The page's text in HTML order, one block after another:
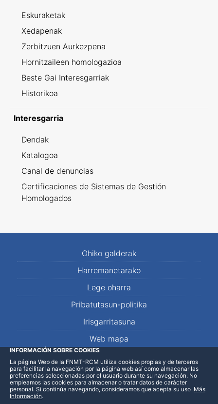
Eskuraketak
Xedapenak
Zerbitzuen Aurkezpena
Hornitzaileen homologazioa
Beste Gai Interesgarriak
Historikoa
Interesgarria
Dendak
Katalogoa
Canal de denuncias
Certificaciones de Sistemas de Gestión
Homologados
Ohiko galderak
Harremanetarako
Lege oharra
Pribatutasun-politika
Irisgarritasuna
Web mapa
LinkedInFacebookWhatsApp
INFORMACIÓN SOBRE COOKIES
La página Web de la FNMT-RCM utiliza cookies propias y de terceros
para facilitar la navegación por la página web así como almacenar las
preferencias seleccionadas por el usuario durante su navegación. No
empleamos las cookies para almacenar o tratar datos de carácter
personal. Si continúa navegando, consideramos que acepta su uso .Más
Información.